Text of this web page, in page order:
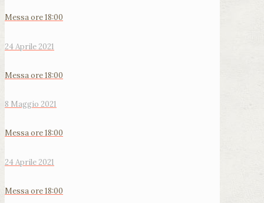
Messa ore 18:00
24 Aprile 2021
Messa ore 18:00
8 Maggio 2021
Messa ore 18:00
24 Aprile 2021
Messa ore 18:00